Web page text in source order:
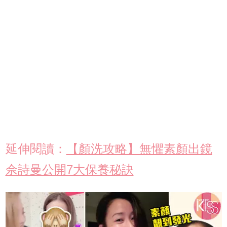
延伸閱讀：
【顏洗攻略】無懼素顏出鏡
佘詩曼公開7大保養秘訣